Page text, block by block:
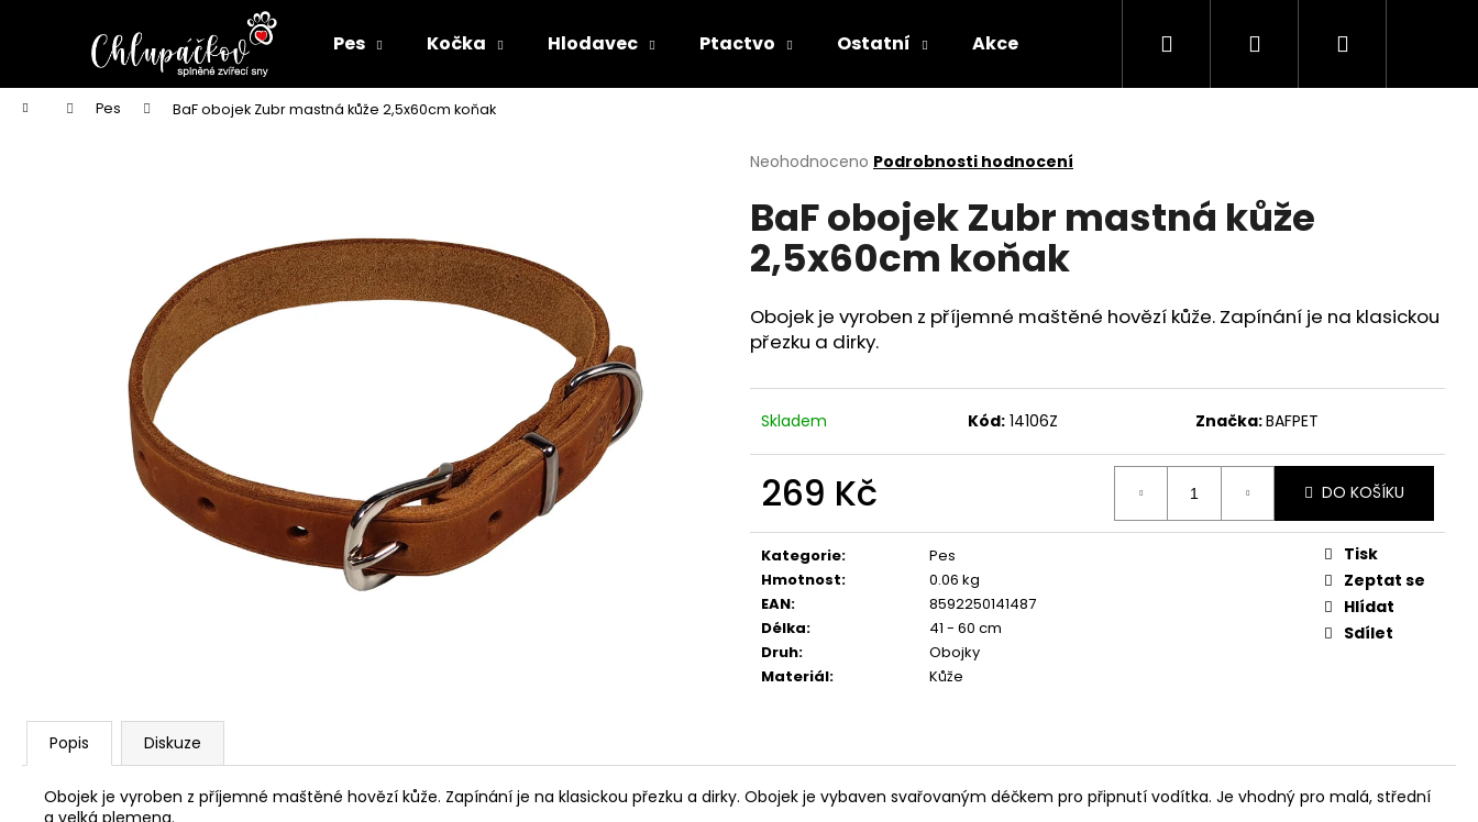
Pes Kočka Hlodavec Ptactvo Ostatní Akce Kontakty
Hledat PřihlášeníNákupní
Domů Pes BaF obojek Zubr mastná kůže 2,5x60cm koňak
Průměrné
produktu
je
0,0
z
hvězdiček.
Neohodnoceno Podrobnosti hodnocení
BaF obojek Zubr mastná kůže
2,5x60cm koňak
Obojek je vyroben z příjemné maštěné hovězí kůže. Zapínání je na klasickou
přezku a dirky.
Skladem Kód: 14106Z Značka:BAFPET
269 Kč
cena:
DO KOŠÍKU
Kategorie:
Pes
Hmotnost:
0.06 kg
EAN:
8592250141487
Délka:
41 - 60 cm
Druh:
Obojky
Materiál: Kůže
Tisk
Zeptat se
Hlídat
Sdílet
Popis Diskuze
Obojek je vyroben z příjemné maštěné hovězí kůže. Zapínání je na klasickou přezku a dirky. Obojek je vybaven svařovaným déčkem pro připnutí vodítka. Je vhodný pro malá, střední
a velká plemena.
í
Zpět
do
obchodu
Zpět
do
obchodu
HLEDAT
Doporučujeme
Následující
JOSERA MEAT BITES MINI BEEF 70G
CALIBRA JOY DOG YUMMY CHICKEN
AND SALMON TREAT 100G
79 Kč
CALIBRA JOY DOG YUMMY TUNA TREAT